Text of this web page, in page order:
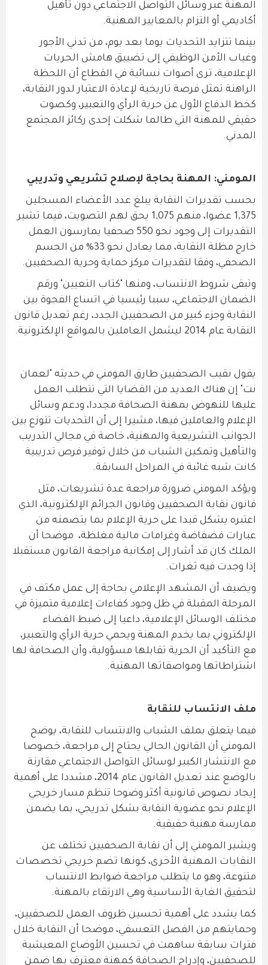
المهنة عبر وسائل التواصل الاجتماعي دون تأهيل
أكاديمي أو التزام بالمعايير المهنية.
بينما تتزايد التحديات يوما بعد يوم، من تدني الأجور
وغياب الأمن الوظيفي إلى تضييق هامش الحريات
الإعلامية، ترى أصوات نسائية في القطاع أن اللحظة
الراهنة تمثل فرصة تاريخية لإعادة الاعتبار لدور النقابة،
كخط الدفاع الأول عن حرية الرأي والتعبير، وكصوت
حقيقي للمهنة التي طالما شكلت إحدى ركائز المجتمع
المدني.
المومني: المهنة بحاجة لإصلاح تشريعي وتدريبي
بحسب تقديرات النقابة يبلغ عدد الأعضاء المسجلين
1,375 عضوا، منهم 1,075 يحق لهم التصويت، فيما تشير
التقديرات إلى وجود نحو 550 صحفيا يمارسون العمل
خارج مظلة النقابة، مما يعادل نحو 33% من الجسم
الصحفي، وفقا لتقديرات مركز حماية وحرية الصحفيين.
وتبقى شروط الانتساب، ومنها "كتاب التعيين" ورقم
الضمان الاجتماعي، سببا رئيسيا في اتساع الفجوة بين
النقابة وجزء كبير من الصحفيين الجدد، رغم تعديل قانون
النقابة عام 2014 ليشمل العاملين بالمواقع الإلكترونية.
يقول نقيب الصحفيين طارق المومني في حديثه "لعمان
نت" إن هناك العديد من القضايا التي تتطلب العمل
عليها للنهوض بمهنة الصحافة مجددا، ودعم وسائل
الإعلام والعاملين فيها، مشيرا إلى أن التحديات تتوزع بين
الجوانب التشريعية والمهنية، خاصة في مجالي التدريب
والتأهيل وتمكين الشباب من خلال توفير فرص تدريبية
كانت شبه غائبة في المراحل السابقة.
ويؤكد المومني ضرورة مراجعة عدة تشريعات، مثل
قانون نقابة الصحفيين وقانون الجرائم الإلكترونية، الذي
اعتبره يشكل قيدا على حرية الإعلام بما يتضمنه من
عبارات فضفاضة وغرامات مالية مغلظة، موضحا أن
الملك كان قد أشار إلى إمكانية مراجعة القانون مستقبلا
إذا وجدت فيه ثغرات.
ويضيف أن المشهد الإعلامي بحاجة إلى عمل مكثف في
المرحلة المقبلة في ظل وجود كفاءات إعلامية متميزة في
مختلف الوسائل الإعلامية، داعيا إلى ضبط الفضاء
الإلكتروني بما يخدم المهنة ويحمي حرية الرأي والتعبير،
مع التأكيد أن الحرية تقابلها مسؤولية، وأن الصحافة لها
اشتراطاتها ومواصفاتها المهنية.
ملف الانتساب للنقابة
فيما يتعلق بملف الشباب والانتساب للنقابة، يوضح
المومني أن القانون الحالي يحتاج إلى مراجعة، خصوصا
مع الانتشار الكبير لوسائل التواصل الاجتماعي مقارنة
بالوضع عند تعديل القانون عام 2014، مشددا على أهمية
إيجاد نصوص قانونية أكثر وضوحا تنظم مسار خريجي
الإعلام نحو عضوية النقابة بشكل تدريجي، بما يضمن
ممارسة مهنية حقيقية.
ويشير المومني إلى أن نقابة الصحفيين تختلف عن
النقابات المهنية الأخرى، كونها تضم خريجي تخصصات
متنوعة، وهو ما يتطلب مراجعة ضوابط الانتساب
لتحقيق الغاية الأساسية وهي الارتقاء بالمهنة.
كما يشدد على أهمية تحسين ظروف العمل للصحفيين،
وحمايتهم من الفصل التعسفي، موضحا أن النقابة خلال
فترات سابقة ساهمت في تحسين الأوضاع المعيشية
للصحفيين، وإدراج الصحافة كمهنة معترف بها ضمن